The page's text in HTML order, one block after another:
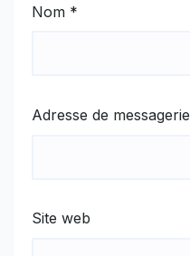
Nom *
Adresse de messagerie
Site web